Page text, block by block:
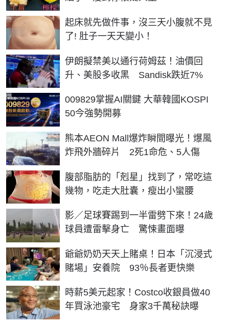
起床就先做件事，沒三天小腹就不見
了! 肚子一天天變小！
PR
伊朗擬禁美以通行荷姆茲！油價回
升、美股多收黑 Sandisk跌近7%
009829掌握AI關鍵 大華韓國KOSPI
50今強勢開募
PR
熊本AEON Mall爆炸瞬間曝光！爆風
炸飛外牆碎片 2死1命危、5人傷
腹部脂肪的「剋星」找到了，常吃這
幾物，吃走大肚囊，瘦出小蠻腰
PR
影／足球賽踢到一半雷劈下來！24歲
球員遭雷擊身亡 驚悚畫面曝
爺爺奶奶天天上賭桌！日本「沉浸式
賭場」安養院 93％長者更快樂
時薪5美元起家！Costco收銀員做40
年買泳池豪宅 身家3千萬秘訣曝